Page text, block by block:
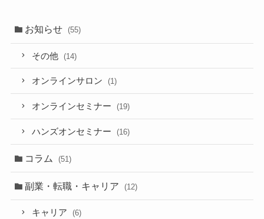
お知らせ (55)
その他 (14)
オンラインサロン (1)
オンラインセミナー (19)
ハンズオンセミナー (16)
コラム (51)
副業・転職・キャリア (12)
キャリア (6)